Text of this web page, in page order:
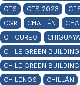
CES
CES 2023
CGR
CHAITÉN
CHICUREO
CHILE GREEN
CHILE GREEN
CHILENOS
CHILLÁN